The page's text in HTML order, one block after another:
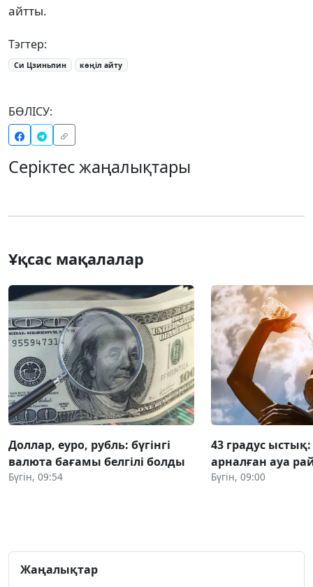
айтты.
Тэгтер:
Си Цзиньпин көңіл айту
БӨЛІСУ:
Серіктес жаңалықтары
Ұқсас мақалалар
Доллар, еуро, рубль: бүгінгі
валюта бағамы белгілі болды
Бүгін, 09:54
43 градус
арналған ауа
Бүгін, 09:00
Жаңалықтар